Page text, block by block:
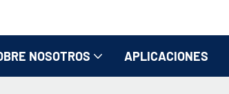
NOSOTROS APLICACIONES